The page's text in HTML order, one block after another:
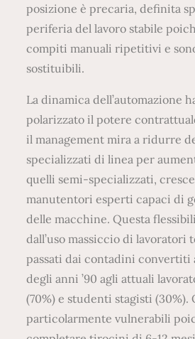
posizione è precaria, definita
periferia del lavoro stabile
compiti manuali ripetitivi e
sostituibili.
La dinamica dell’automazione
polarizzato il potere
il management mira a ridurre
specializzati di linea per
quelli semi-specializzati,
manutentori esperti capaci di
delle macchine. Questa
dall’uso massiccio di lavoratori
passati dai contadini convertiti
degli anni ’90 agli attuali
(70%) e studenti stagisti (30%).
particolarmente vulnerabili